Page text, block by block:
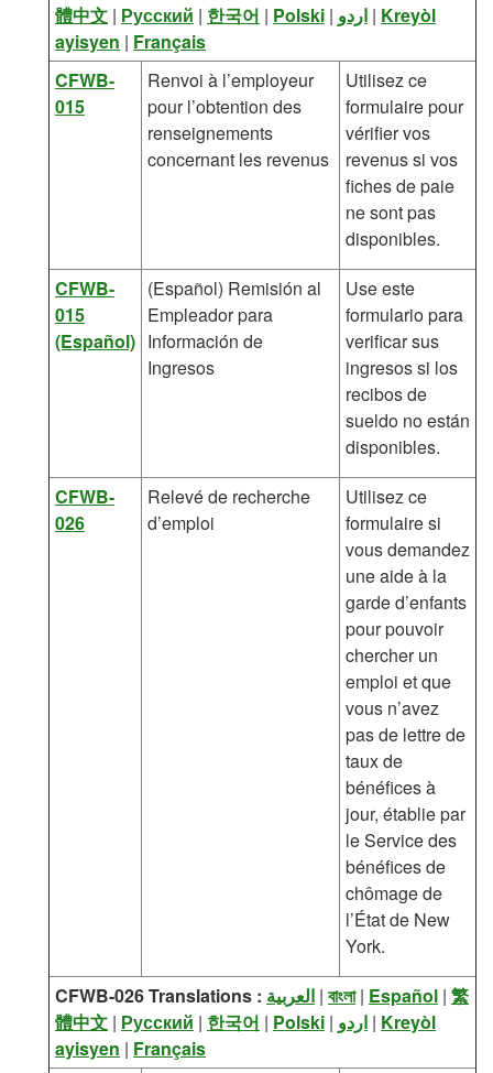
體中文 | Русский | 한국어 | Polski | اردو | Kreyòl
ayisyen | Français
CFWB-
015
Renvoi à l’employeur
pour l’obtention des
renseignements
concernant les revenus
Utilisez ce
formulaire pour
vérifier vos
revenus si vos
fiches de paie
ne sont pas
disponibles.
CFWB-
015
(Español)
(Español) Remisión al
Empleador para
Información de
Ingresos
Use este
formulario para
verificar sus
ingresos si los
recibos de
sueldo no están
disponibles.
CFWB-
026
Relevé de recherche
d’emploi
Utilisez ce
formulaire si
vous demandez
une aide à la
garde d’enfants
pour pouvoir
chercher un
emploi et que
vous n’avez
pas de lettre de
taux de
bénéfices à
jour, établie par
le Service des
bénéfices de
chômage de
l’État de New
York.
CFWB-026 Translations : العربية | বাংলা| Español | 繁
體中文 | Русский | 한국어 | Polski | اردو | Kreyòl
ayisyen | Français